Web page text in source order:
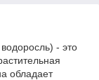
- это
обладает